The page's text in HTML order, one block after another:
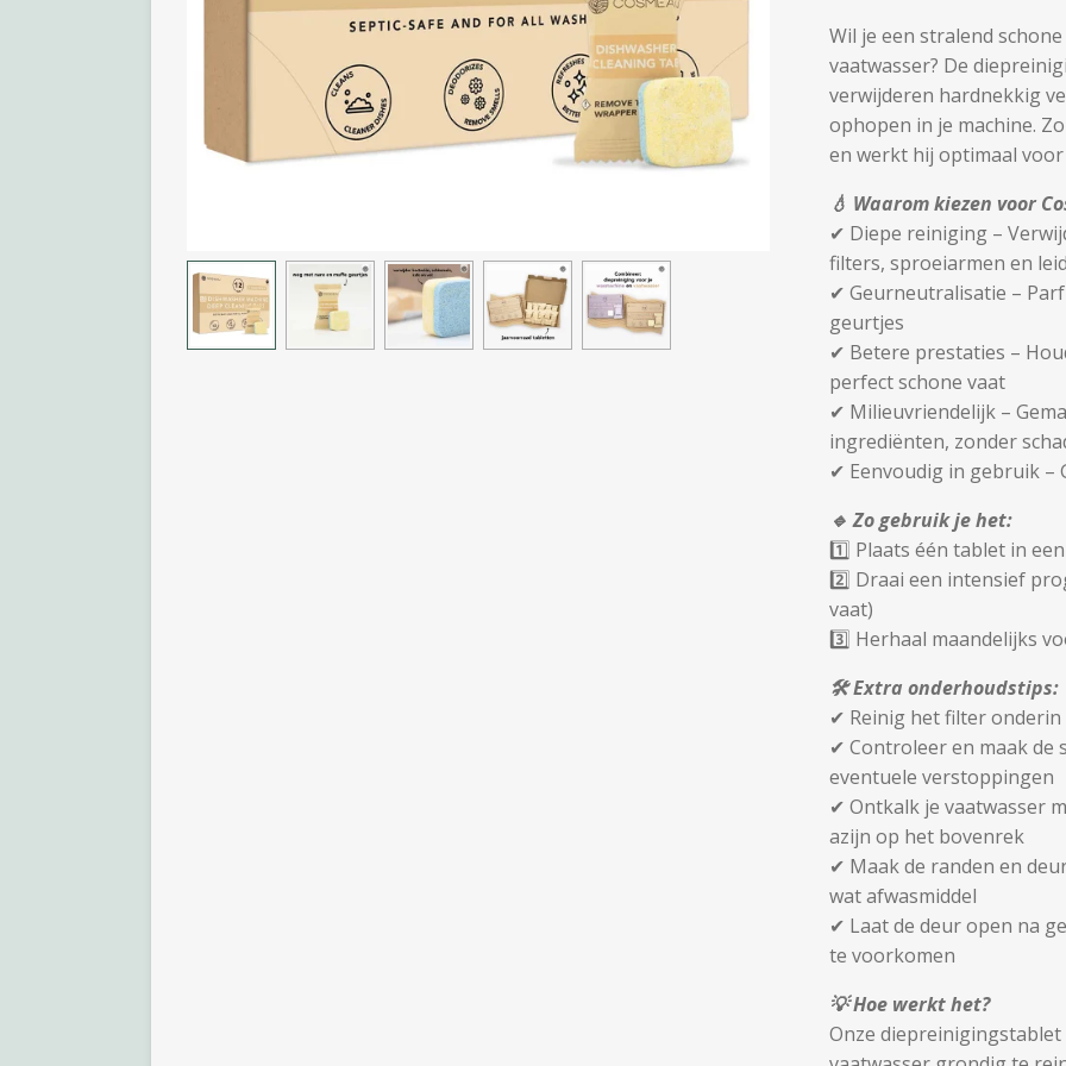
Wil je een stralend
vaatwasser? De
verwijderen hardnekkig
ophopen in je machine.
en werkt hij optimaal
💧 Waarom kiezen voor
✔ Diepe reiniging –
filters, sproeiarmen en
✔ Geurneutralisatie –
geurtjes
✔ Betere prestaties –
perfect schone vaat
✔ Milieuvriendelijk –
ingrediënten, zonder
✔ Eenvoudig in gebruik –
🔹 Zo gebruik je het:
1️⃣ Plaats één tablet in
2️⃣ Draai een intensief
vaat)
3️⃣ Herhaal maandelijks
🛠 Extra onderhoudstips:
✔ Reinig het filter
✔ Controleer en maak de
eventuele verstoppingen
✔ Ontkalk je vaatwasser
azijn op het bovenrek
✔ Maak de randen en
wat afwasmiddel
✔ Laat de deur open na
te voorkomen
💡 Hoe werkt het?
Onze diepreinigingstablet